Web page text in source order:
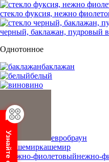
стекло фуксия, нежно
черный, баклажан, пудровый
Однотонное
баклажан
белый
вино
евробраун
кашемир
нежно-